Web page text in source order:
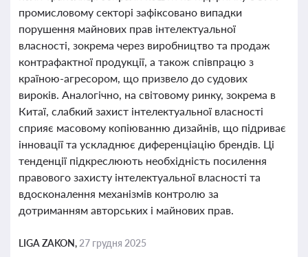
промисловому секторі зафіксовано випадки
порушення майнових прав інтелектуальної
власності, зокрема через виробництво та продаж
контрафактної продукції, а також співпрацю з
країною-агресором, що призвело до судових
вироків. Аналогічно, на світовому ринку, зокрема в
Китаї, слабкий захист інтелектуальної власності
сприяє масовому копіюванню дизайнів, що підриває
інновації та ускладнює диференціацію брендів. Ці
тенденції підкреслюють необхідність посилення
правового захисту інтелектуальної власності та
вдосконалення механізмів контролю за
дотриманням авторських і майнових прав.
LIGA ZAKON, 27 грудня 2025